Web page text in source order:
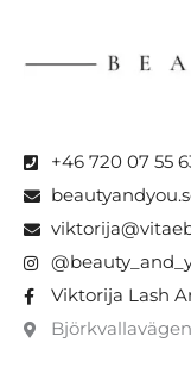
+46 720 07 55
Viktorija Lash